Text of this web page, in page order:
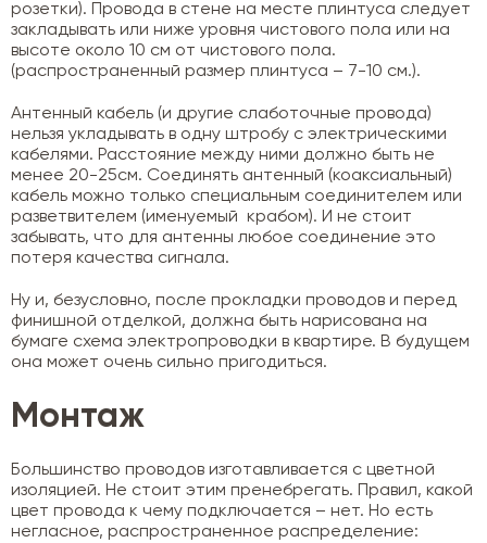
розетки). Провода в стене на месте плинтуса следует
закладывать или ниже уровня чистового пола или на
высоте около 10 см от чистового пола.
(распространенный размер плинтуса – 7-10 см.).
Антенный кабель (и другие слаботочные провода)
нельзя укладывать в одну штробу с электрическими
кабелями. Расстояние между ними должно быть не
менее 20-25см. Соединять антенный (коаксиальный)
кабель можно только специальным соединителем или
разветвителем (именуемый крабом). И не стоит
забывать, что для антенны любое соединение это
потеря качества сигнала.
Ну и, безусловно, после прокладки проводов и перед
финишной отделкой, должна быть нарисована на
бумаге схема электропроводки в квартире. В будущем
она может очень сильно пригодиться.
Монтаж
Большинство проводов изготавливается с цветной
изоляцией. Не стоит этим пренебрегать. Правил, какой
цвет провода к чему подключается – нет. Но есть
негласное, распространенное распределение: